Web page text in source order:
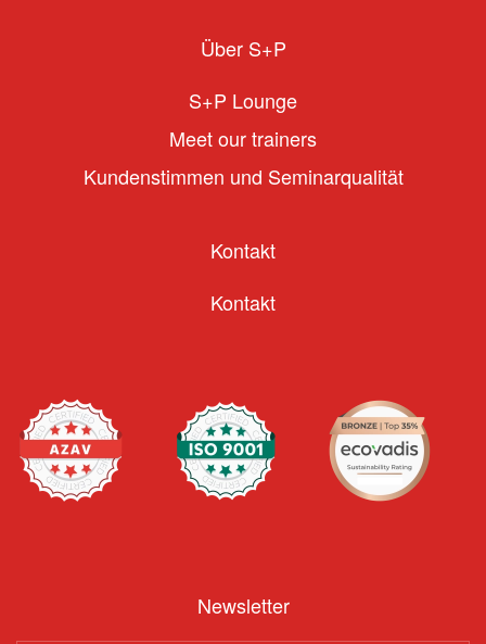
Über S+P
S+P Lounge
Meet our trainers
Kundenstimmen und Seminarqualität
Kontakt
Kontakt
Newsletter